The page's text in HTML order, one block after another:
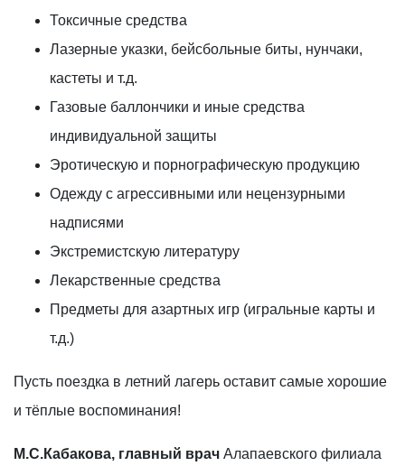
Токсичные средства
Лазерные указки, бейсбольные биты, нунчаки,
кастеты и т.д.
Газовые баллончики и иные средства
индивидуальной защиты
Эротическую и порнографическую продукцию
Одежду с агрессивными или нецензурными
надписями
Экстремистскую литературу
Лекарственные средства
Предметы для азартных игр (игральные карты и
т.д.)
Пусть поездка в летний лагерь оставит самые хорошие
и тёплые воспоминания!
М.С.Кабакова, главный врач Алапаевского филиала